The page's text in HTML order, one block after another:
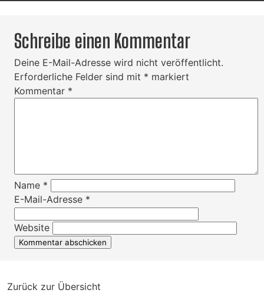
Schreibe einen Kommentar
Deine E-Mail-Adresse wird nicht veröffentlicht.
Erforderliche Felder sind mit * markiert
Kommentar *
Name *
E-Mail-Adresse *
Website
Zurück zur Übersicht